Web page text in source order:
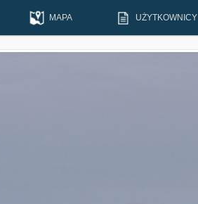
MAPA UŻYTKOWNICY